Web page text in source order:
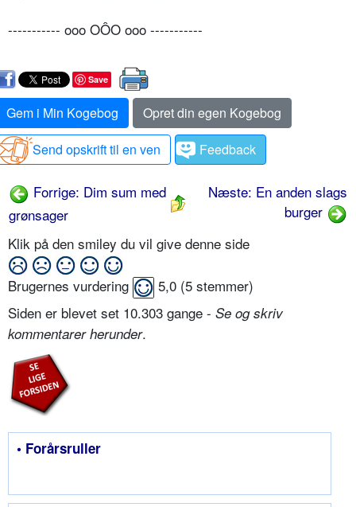
----------- ooo OÔO ooo -----------
Save
Gem i Min Kogebog
Opret din egen Kogebog
Send opskrift til en ven
Feedback
Forrige: Dim sum med
grønsager
Næste: En anden slags
burger
Klik på den smiley du vil give denne side
Brugernes vurdering 5,0 (5 stemmer)
Siden er blevet set 10.303 gange - Se og skriv
kommentarer herunder.
• Forårsruller